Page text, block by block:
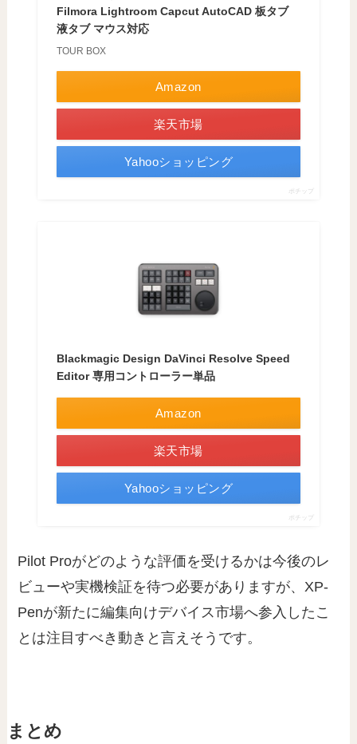
Filmora Lightroom Capcut AutoCAD 板タブ
液タブ マウス対応
TOUR BOX
Amazon
楽天市場
Yahooショッピング
ポチップ
Blackmagic Design DaVinci Resolve Speed
Editor 専用コントローラー単品
Amazon
楽天市場
Yahooショッピング
ポチップ
Pilot Proがどのような評価を受けるかは今後のレ
ビューや実機検証を待つ必要がありますが、XP-
Penが新たに編集向けデバイス市場へ参入したこ
とは注目すべき動きと言えそうです。
まとめ